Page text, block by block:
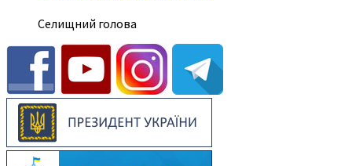
Селищний голова